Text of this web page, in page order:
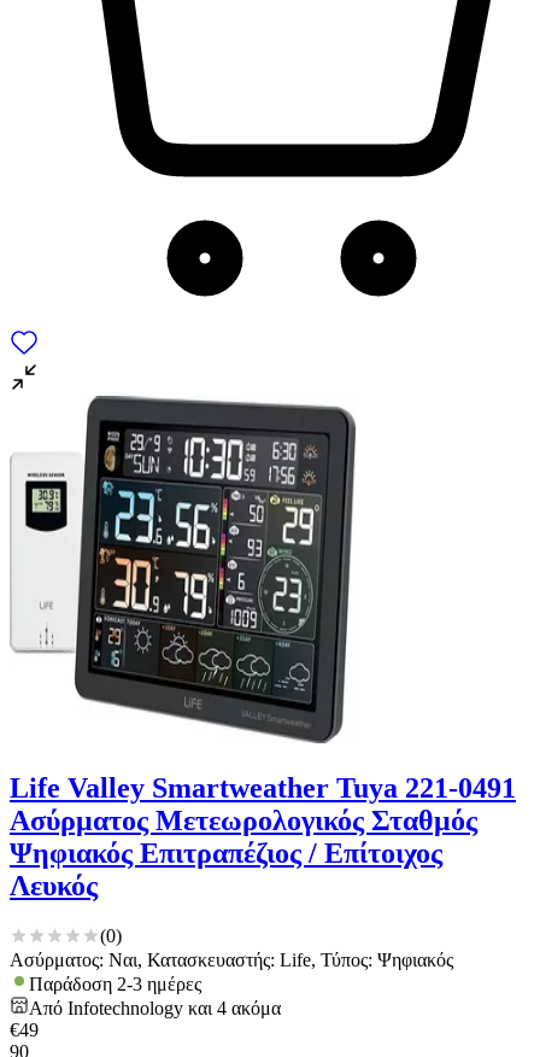
για να αποθηκεύουμε και να έχουμε πρόσβαση σε πληροφορίες
στη συσκευή σας, με σκοπό την προβολή εξατομικευμένων
διαφημίσεων και περιεχομένου, τις μετρήσεις σχετικά με
διαφημίσεις και περιεχόμενο, την καλύτερη εικόνα του κοινού
μας και την ανάπτυξη προϊόντων. Επίσης, κοινοποιούμε
πληροφορίες σχετικά με την από μέρους σας χρήση της
τοποθεσίας μας στους συνεργάτες μέσων κοινωνικής
Life Valley Smartweather Tuya 221-0491
Ασύρματος Μετεωρολογικός Σταθμός
Ψηφιακός Επιτραπέζιος / Επίτοιχος
Λευκός
(0)
Ασύρματος: Ναι, Κατασκευαστής: Life, Τύπος: Ψηφιακός
Παράδοση 2-3 ημέρες
Από Infotechnology και 4 ακόμα
€49
90